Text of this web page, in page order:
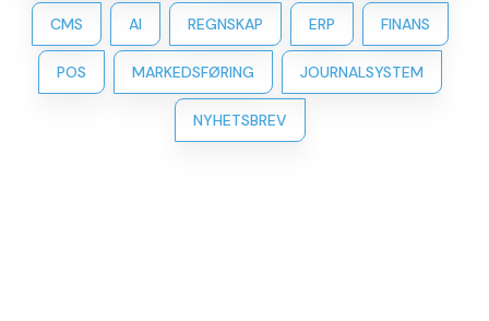
CMS AI REGNSKAP ERP FINANS
POS MARKEDSFØRING JOURNALSYSTEM
NYHETSBREV